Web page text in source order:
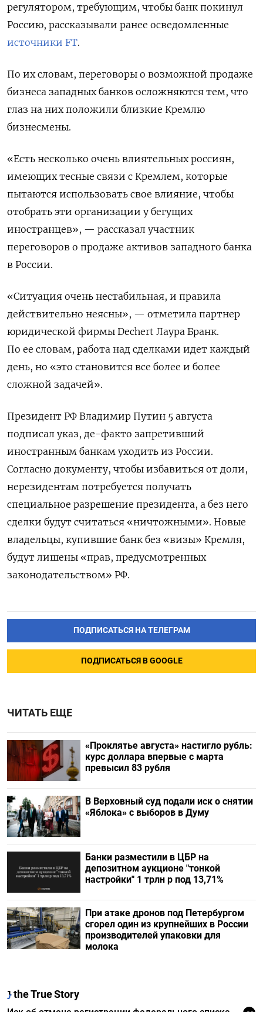
регулятором, требующим, чтобы банк покинул
Россию, рассказывали ранее осведомленные
источники FT.
По их словам, переговоры о возможной продаже
бизнеса западных банков осложняются тем, что
глаз на них положили близкие Кремлю
бизнесмены.
«Есть несколько очень влиятельных россиян,
имеющих тесные связи с Кремлем, которые
пытаются использовать свое влияние, чтобы
отобрать эти организации у бегущих
иностранцев», — рассказал участник
переговоров о продаже активов западного банка
в России.
«Ситуация очень нестабильная, и правила
действительно неясны», — отметила партнер
юридической фирмы Dechert Лаура Бранк.
По ее словам, работа над сделками идет каждый
день, но «это становится все более и более
сложной задачей».
Президент РФ Владимир Путин 5 августа
подписал указ, де-факто запретивший
иностранным банкам уходить из России.
Согласно документу, чтобы избавиться от доли,
нерезидентам потребуется получать
специальное разрешение президента, а без него
сделки будут считаться «ничтожными». Новые
владельцы, купившие банк без «визы» Кремля,
будут лишены «прав, предусмотренных
законодательством» РФ.
ПОДПИСАТЬСЯ НА ТЕЛЕГРАМ
ПОДПИСАТЬСЯ В GOOGLE
ЧИТАТЬ ЕЩЕ
«Проклятье августа» настигло рубль:
курс доллара впервые с марта
превысил 83 рубля
В Верховный суд подали иск о снятии
«Яблока» с выборов в Думу
Банки разместили в ЦБР на
депозитном аукционе "тонкой
настройки" 1 трлн р под 13,71%
При атаке дронов под Петербургом
сгорел один из крупнейших в России
производителей упаковки для
молока